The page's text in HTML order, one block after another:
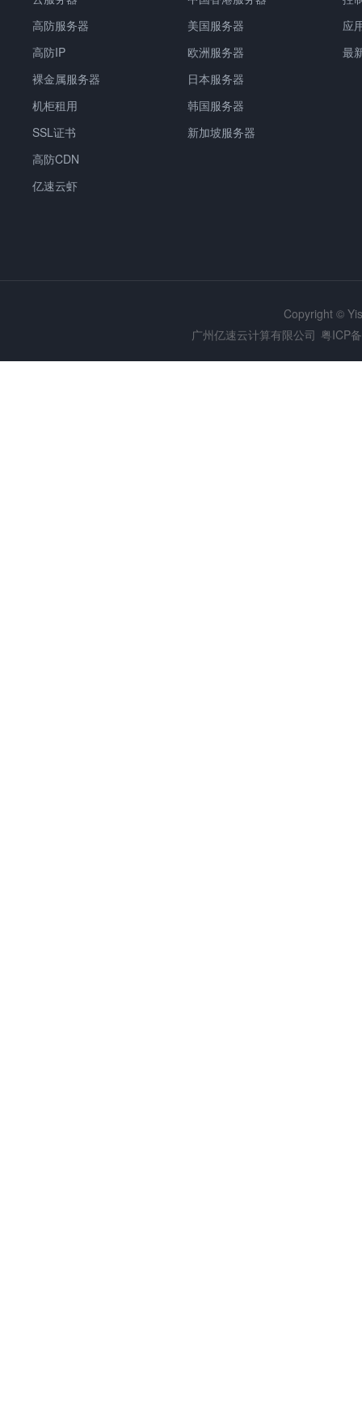
高防服务器
高防IP
裸金属服务器
机柜租用
SSL证书
高防CDN
亿速云虾
美国服务器
欧洲服务器
日本服务器
韩国服务器
新加坡服务器
应
最
Copyright ©
广州亿速云计算有限公司 粤ICP